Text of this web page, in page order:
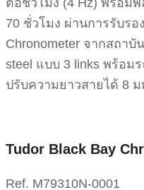
ต่อชั่วโมง (4 Hz) พร้อม
70 ชั่วโมง ผ่านการรับรอ
Chronometer จากสถา
steel แบบ 3 links พร้อม
ปรับความยาวสายได้ 8 ม
Tudor Black Bay
Ref. M79310N-0001